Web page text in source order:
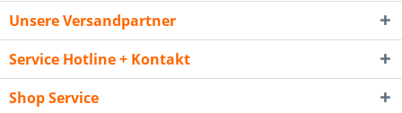
Unsere Versandpartner
Service Hotline + Kontakt
Shop Service